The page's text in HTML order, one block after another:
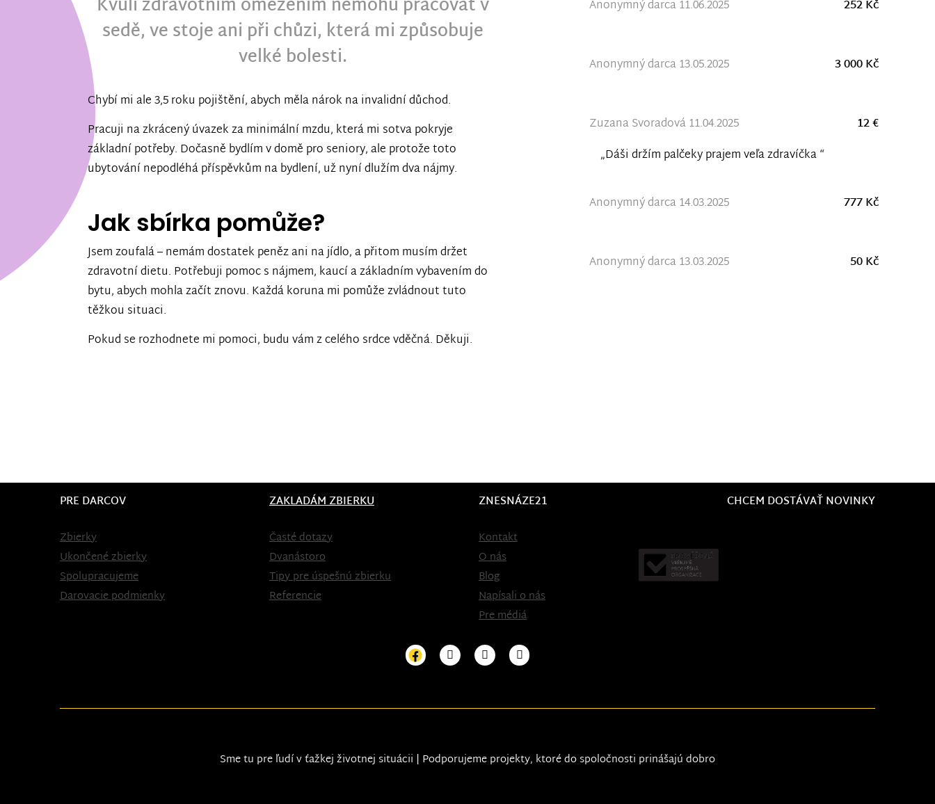
Kvůli zdravotním omezením nemohu pracovat v
sedě, ve stoje ani při chůzi, která mi způsobuje
velké bolesti.
Chybí mi ale 3,5 roku pojištění, abych měla nárok na invalidní důchod.
Pracuji na zkrácený úvazek za minimální mzdu, která mi sotva pokryje
základní potřeby. Dočasně bydlím v domě pro seniory, ale protože toto
ubytování nepodléhá příspěvkům na bydlení, už nyní dlužím dva nájmy.
Jak sbírka pomůže?
Jsem zoufalá – nemám dostatek peněz ani na jídlo, a přitom musím držet
zdravotní dietu. Potřebuji pomoc s nájmem, kaucí a základním vybavením do
bytu, abych mohla začít znovu. Každá koruna mi pomůže zvládnout tuto
těžkou situaci.
Pokud se rozhodnete mi pomoci, budu vám z celého srdce vděčná. Děkuji.
Anonymný darca 11.06.2025 252 Kč
Anonymný darca 13.05.2025 3 000 Kč
Zuzana Svoradová 11.04.2025
12 €
„Dáši držím palčeky prajem veľa zdravíčka “
Anonymný darca 14.03.2025 777 Kč
Anonymný darca 13.03.2025 50 Kč
PRE DARCOV
Zbierky
Ukončené zbierky
Spolupracujeme
Darovacie podmienky
ZAKLADÁM ZBIERKU
Časté dotazy
Dvanástoro
Tipy pre úspešnú zbierku
Referencie
ZNESNÁZE21
Kontakt
O nás
Blog
Napísali o nás
Pre médiá
CHCEM DOSTÁVAŤ NOVINKY
Sme tu pre ľudí v ťažkej životnej situácii | Podporujeme projekty, ktoré do spoločnosti prinášajú dobro